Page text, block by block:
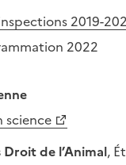
2019-
2022
science
de l’Animal,